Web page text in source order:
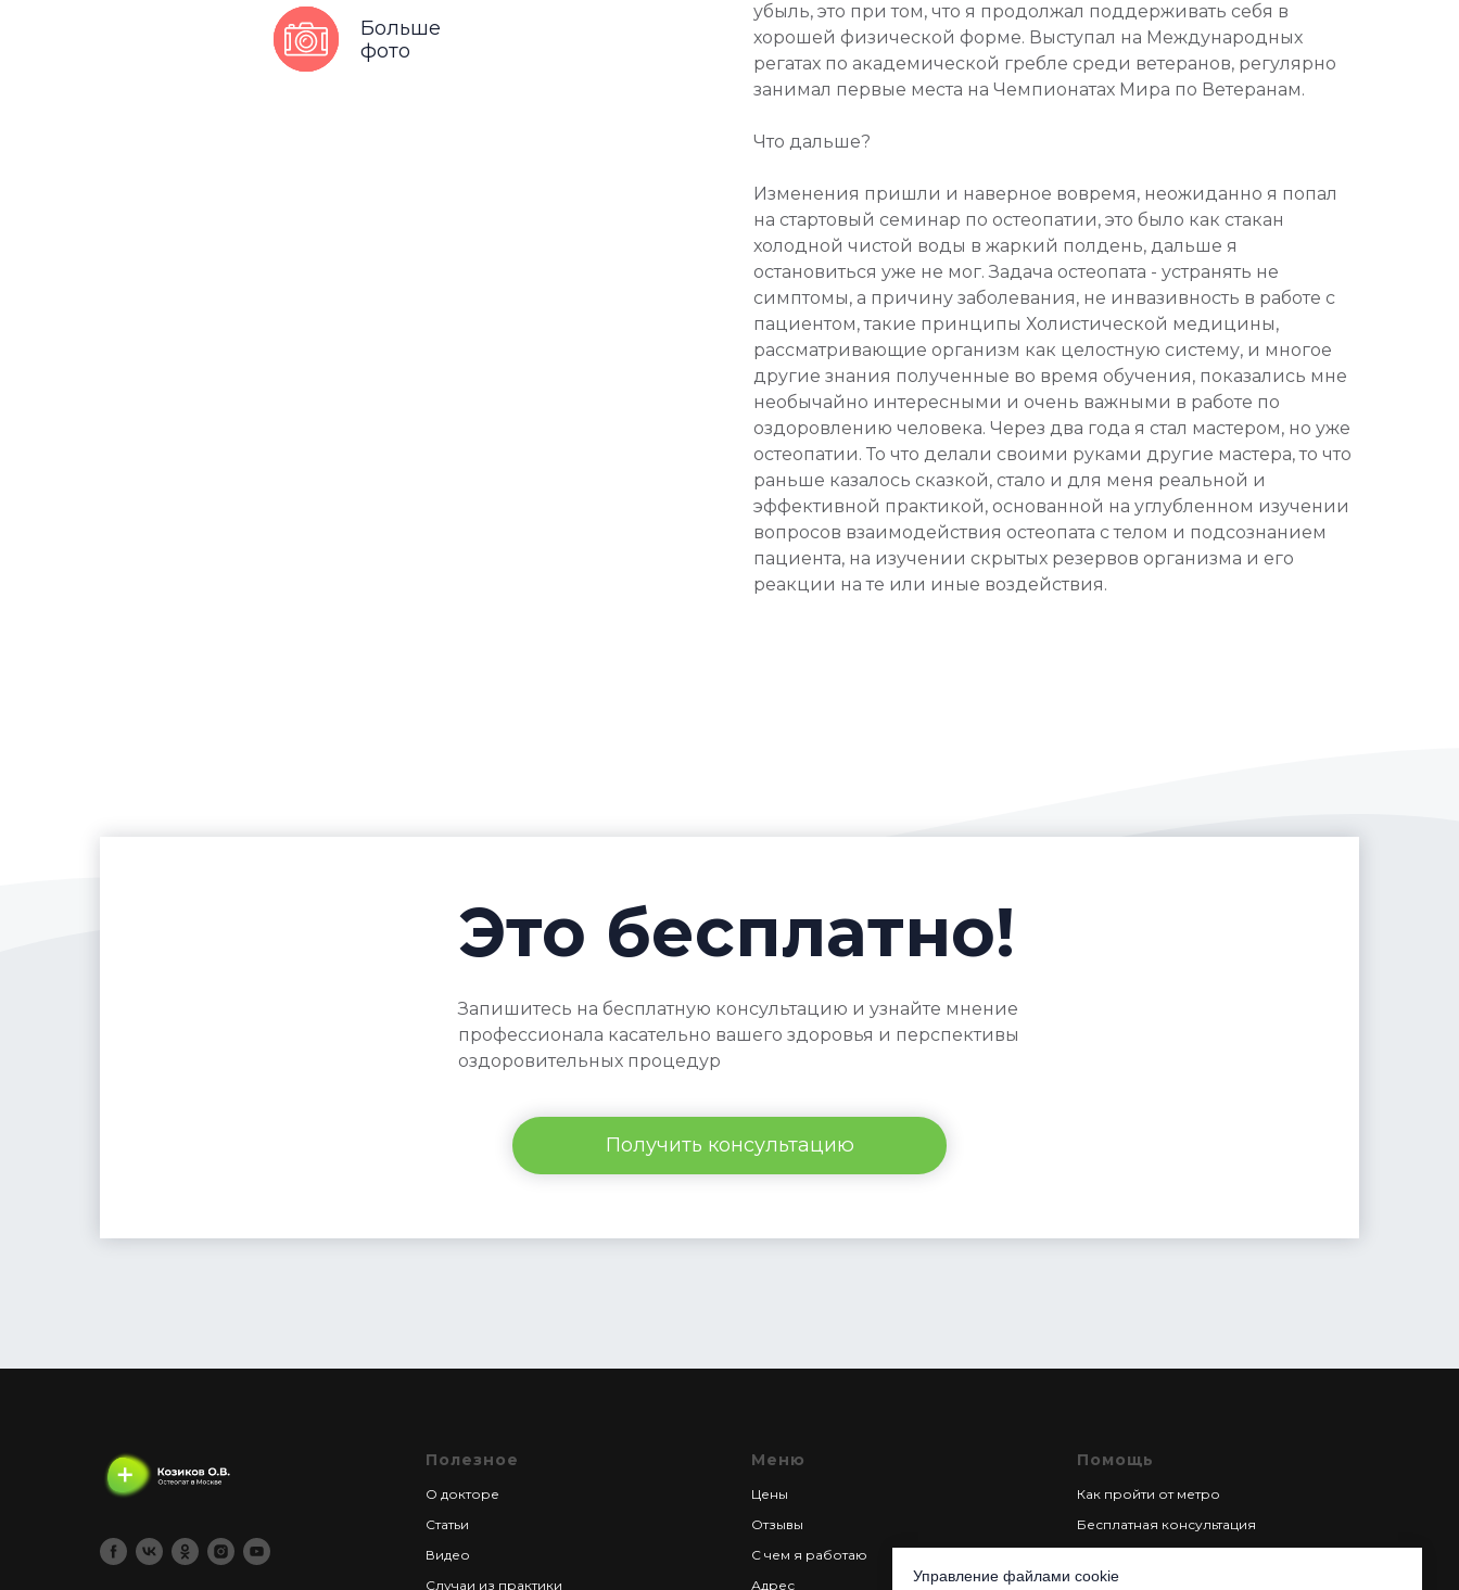
Управление файлами cookie
убыль, это при том, что я продолжал поддерживать себя в
хорошей физической форме. Выступал на Международных
регатах по академической гребле среди ветеранов, регулярно
занимал первые места на Чемпионатах Мира по Ветеранам.
Что дальше?
Изменения пришли и наверное вовремя, неожиданно я попал
на стартовый семинар по остеопатии, это было как стакан
холодной чистой воды в жаркий полдень, дальше я
остановиться уже не мог. Задача остеопата - устранять не
симптомы, а причину заболевания, не инвазивность в работе с
пациентом, такие принципы Холистической медицины,
рассматривающие организм как целостную систему, и многое
другие знания полученные во время обучения, показались мне
необычайно интересными и очень важными в работе по
оздоровлению человека. Через два года я стал мастером, но уже
остеопатии. То что делали своими руками другие мастера, то что
раньше казалось сказкой, стало и для меня реальной и
эффективной практикой, основанной на углубленном изучении
вопросов взаимодействия остеопата с телом и подсознанием
пациента, на изучении скрытых резервов организма и его
реакции на те или иные воздействия.
Больше
фото
Получить консультацию
Это бесплатно!
Запишитесь на бесплатную консультацию и узнайте мнение
профессионала касательно вашего здоровья и перспективы
оздоровительных процедур
Полезное
О докторе
Статьи
Видео
Случаи из практики
Меню
Цены
Отзывы
С чем я работаю
Адрес
Помощь
Как пройти от метро
Бесплатная консультация
Пройти опрос